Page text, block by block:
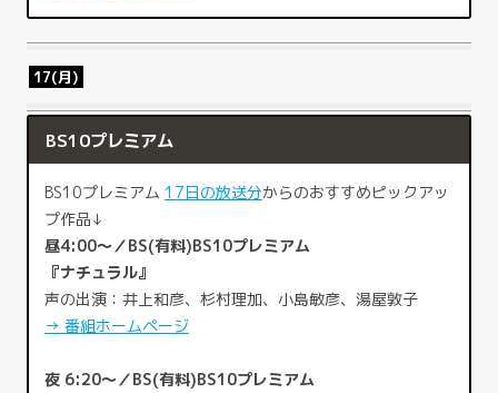
17(月)
BS10プレミアム
BS10プレミアム 17日の放送分からのおすすめピックアッ
プ作品↓
昼4:00～／BS(有料)BS10プレミアム
『ナチュラル』
声の出演：井上和彦、杉村理加、小島敏彦、湯屋敦子
→ 番組ホームページ
夜 6:20～／BS(有料)BS10プレミアム